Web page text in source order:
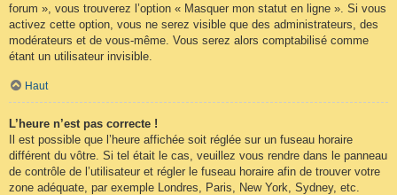
forum », vous trouverez l’option « Masquer mon statut en ligne ». Si vous
activez cette option, vous ne serez visible que des administrateurs, des
modérateurs et de vous-même. Vous serez alors comptabilisé comme
étant un utilisateur invisible.
Haut
L’heure n’est pas correcte !
Il est possible que l’heure affichée soit réglée sur un fuseau horaire
différent du vôtre. Si tel était le cas, veuillez vous rendre dans le panneau
de contrôle de l’utilisateur et régler le fuseau horaire afin de trouver votre
zone adéquate, par exemple Londres, Paris, New York, Sydney, etc.